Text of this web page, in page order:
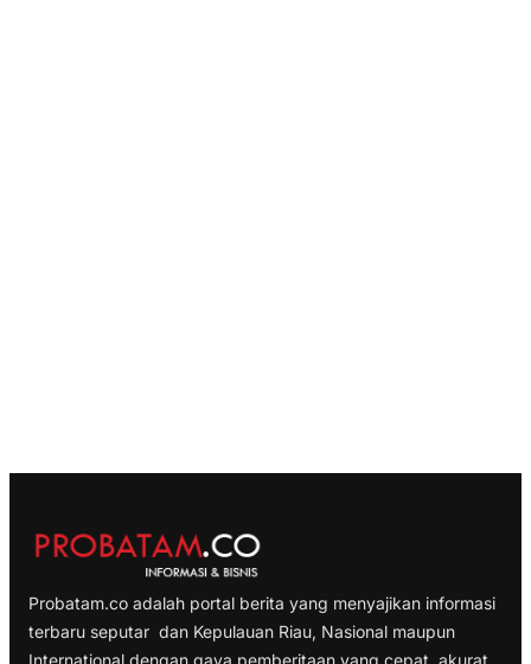
Probatam.co adalah portal berita yang menyajikan informasi
terbaru seputar dan Kepulauan Riau, Nasional maupun
International dengan gaya pemberitaan yang cepat, akurat